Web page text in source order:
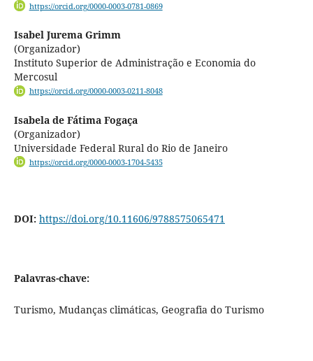
https://orcid.org/0000-0003-0781-0869
Isabel Jurema Grimm
(Organizador)
Instituto Superior de Administração e Economia do
Mercosul
https://orcid.org/0000-0003-0211-8048
Isabela de Fátima Fogaça
(Organizador)
Universidade Federal Rural do Rio de Janeiro
https://orcid.org/0000-0003-1704-5435
DOI: https://doi.org/10.11606/9788575065471
Palavras-chave:
Turismo, Mudanças climáticas, Geografia do Turismo